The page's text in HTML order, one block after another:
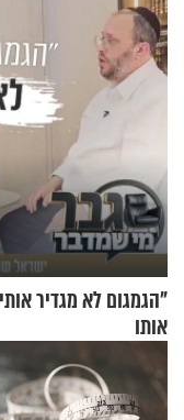
"הגמגום לא מגדיר
אותו